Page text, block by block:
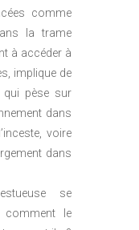
comme
la trame
à accéder à
implique de
qui pèse sur
dans
voire
dans
se
comment le